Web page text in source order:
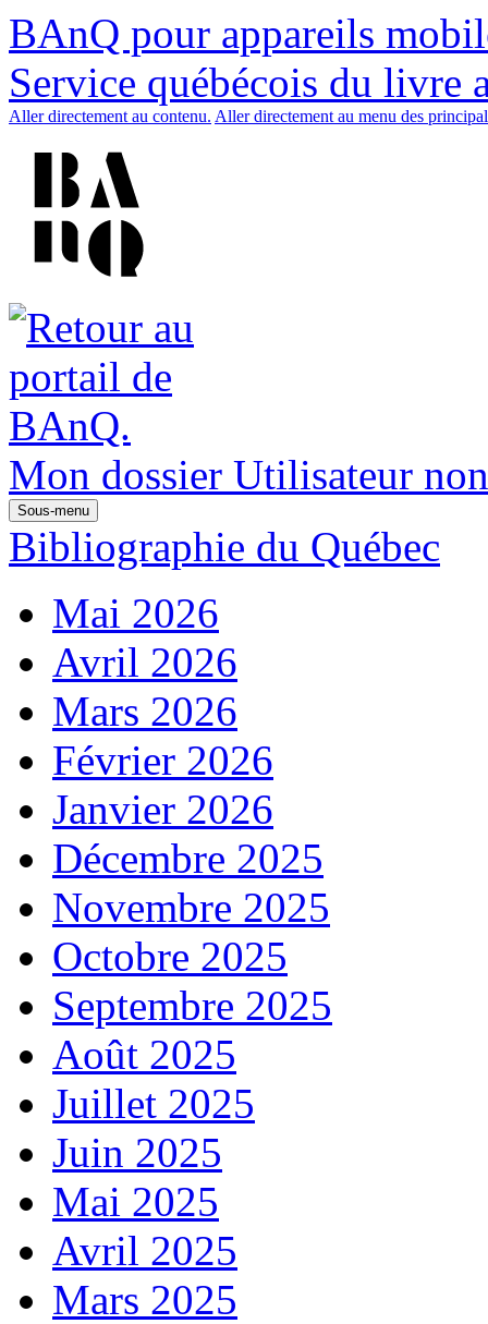
BAnQ pour appareils
Service québécois du livre
Aller directement au contenu. Aller directement au menu des
Mon dossier Utilisateur
Sous-menu
Bibliographie du Québec
Mai 2026
Avril 2026
Mars 2026
Février 2026
Janvier 2026
Décembre 2025
Novembre 2025
Octobre 2025
Septembre 2025
Août 2025
Juillet 2025
Juin 2025
Mai 2025
Avril 2025
Mars 2025